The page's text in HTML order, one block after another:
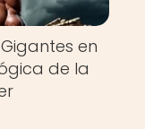
en
de la